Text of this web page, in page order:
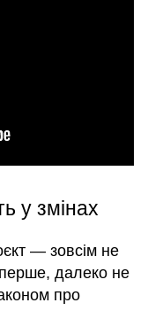
у змінах
— зовсім не
далеко не
про